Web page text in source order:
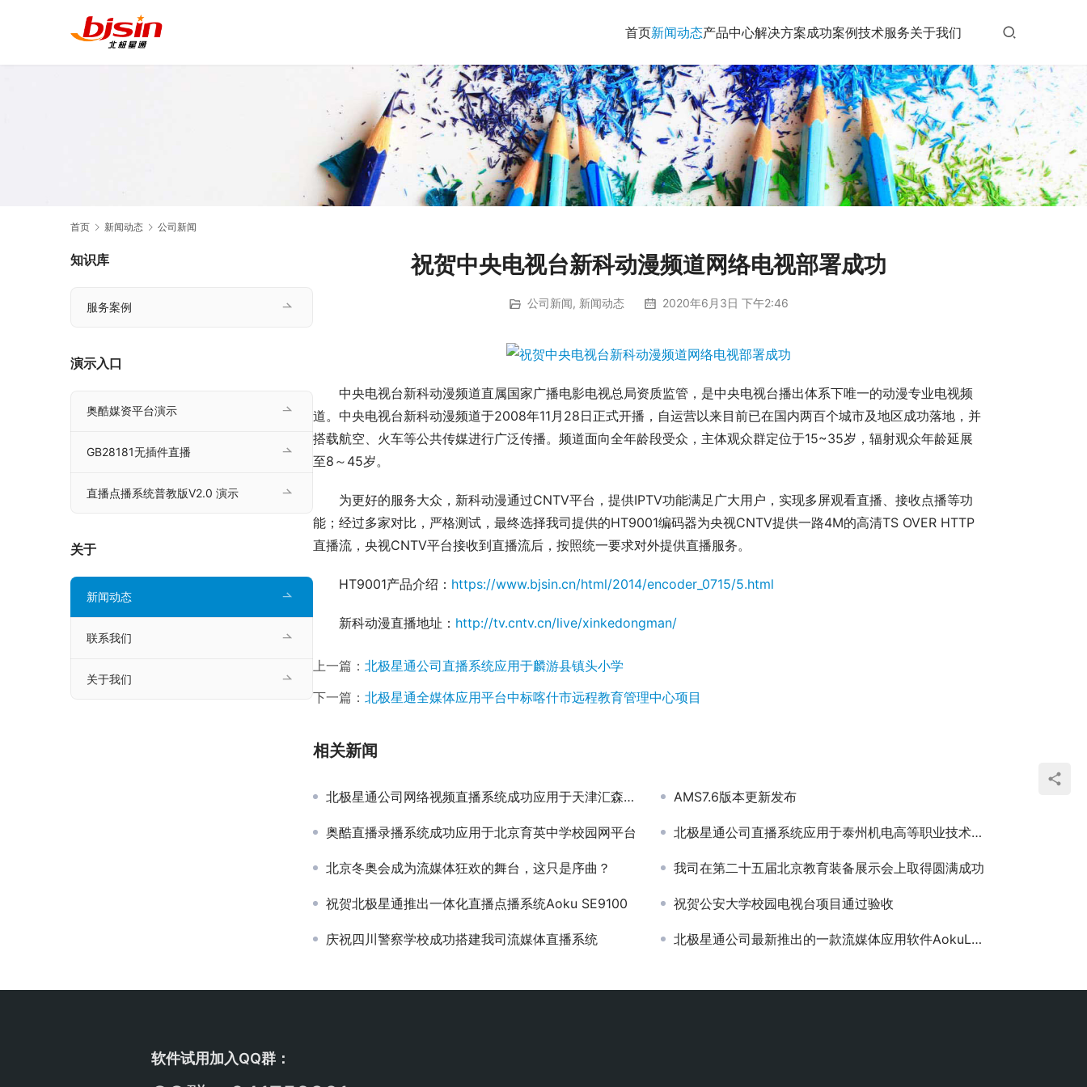
首页新闻动态产品中心解决方案成功案例技术服务关于我们
首页 新闻动态 公司新闻
祝贺中央电视台新科动漫频道网络电视部署成功
公司新闻, 新闻动态 2020年6月3日 下午2:46
中央电视台新科动漫频道直属国家广播电影电视总局资质监管，是中央电视台播出体系下唯一的动漫专业电视频
道。中央电视台新科动漫频道于2008年11月28日正式开播，自运营以来目前已在国内两百个城市及地区成功落地，并
搭载航空、火车等公共传媒进行广泛传播。频道面向全年龄段受众，主体观众群定位于15~35岁，辐射观众年龄延展
至8～45岁。
为更好的服务大众，新科动漫通过CNTV平台，提供IPTV功能满足广大用户，实现多屏观看直播、接收点播等功
能；经过多家对比，严格测试，最终选择我司提供的HT9001编码器为央视CNTV提供一路4M的高清TS OVER HTTP
直播流，央视CNTV平台接收到直播流后，按照统一要求对外提供直播服务。
HT9001产品介绍： https://www.bjsin.cn/html/2014/encoder_0715/5.html
新科动漫直播地址： http://tv.cntv.cn/live/xinkedongman/
上一篇： 北极星通公司直播系统应用于麟游县镇头小学
下一篇： 北极星通全媒体应用平台中标喀什市远程教育管理中心项目
相关新闻
北极星通公司网络视频直播系统成功应用于天津汇森中学 AMS7.6版本更新发布
奥酷直播录播系统成功应用于北京育英中学校园网平台 北极星通公司直播系统应用于泰州机电高等职业技术学校
北京冬奥会成为流媒体狂欢的舞台，这只是序曲？ 我司在第二十五届北京教育装备展示会上取得圆满成功
祝贺北极星通推出一体化直播点播系统Aoku SE9100 祝贺公安大学校园电视台项目通过验收
庆祝四川警察学校成功搭建我司流媒体直播系统 北极星通公司最新推出的一款流媒体应用软件AokuLive
知识库
服务案例
演示入口
奥酷媒资平台演示
GB28181无插件直播
直播点播系统普教版V2.0 演示
关于
新闻动态
联系我们
关于我们
软件试用加入QQ群：